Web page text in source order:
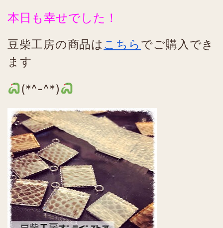
本日も幸せでした！
豆柴工房の商品は こちら でご購入でき
ます
(*^-^*)